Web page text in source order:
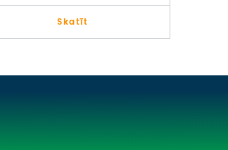
Skatīt